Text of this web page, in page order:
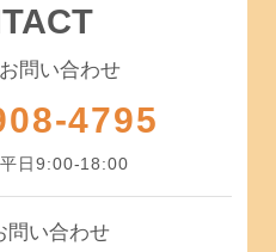
問い合わせ
4795
日9:00-18:00
問い合わせ